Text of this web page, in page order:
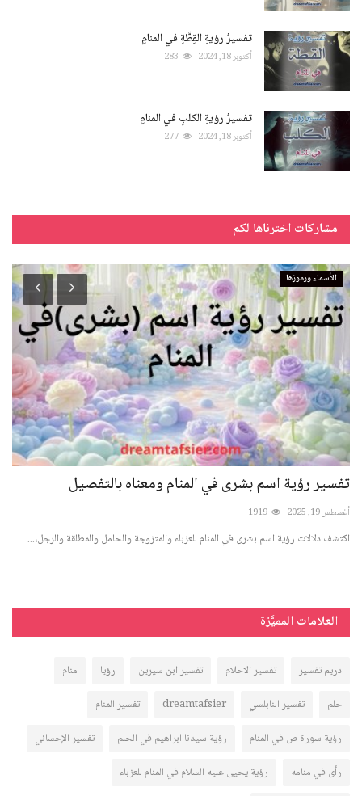
تفسيرُ رؤيةِ القِطَّةِ في المنامِ
أكتوبر 18, 2024 283
تفسيرُ رؤيةِ الكلبِ في المنامِ
أكتوبر 18, 2024 277
مشاركات اخترناها لكم
الأسماء ورموزها
تفسير رؤية اسم بشرى في المنام ومعناه بالتفصيل
أغسطس 19, 2025 1919
اكتشف دلالات رؤية اسم بشرى في المنام للعزباء والمتزوجة والحامل والمطلقة والرجل،...
العلامات المميَّزة
دريم تفسير تفسير الاحلام تفسير ابن سيرين رؤيا
منام
حلم
تفسير النابلسي dreamtafsier
تفسير المنام
رؤية سورة ص في المنام
رؤية سيدنا ابراهيم في الحلم
تفسير الإحسائي
رأى في منامه
رؤية يحيى عليه السلام في المنام للعزباء